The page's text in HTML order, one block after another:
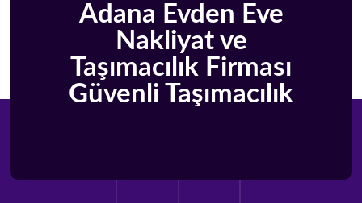
Adana Evden Eve
Nakliyat ve
Taşımacılık Firması
Güvenli Taşımacılık